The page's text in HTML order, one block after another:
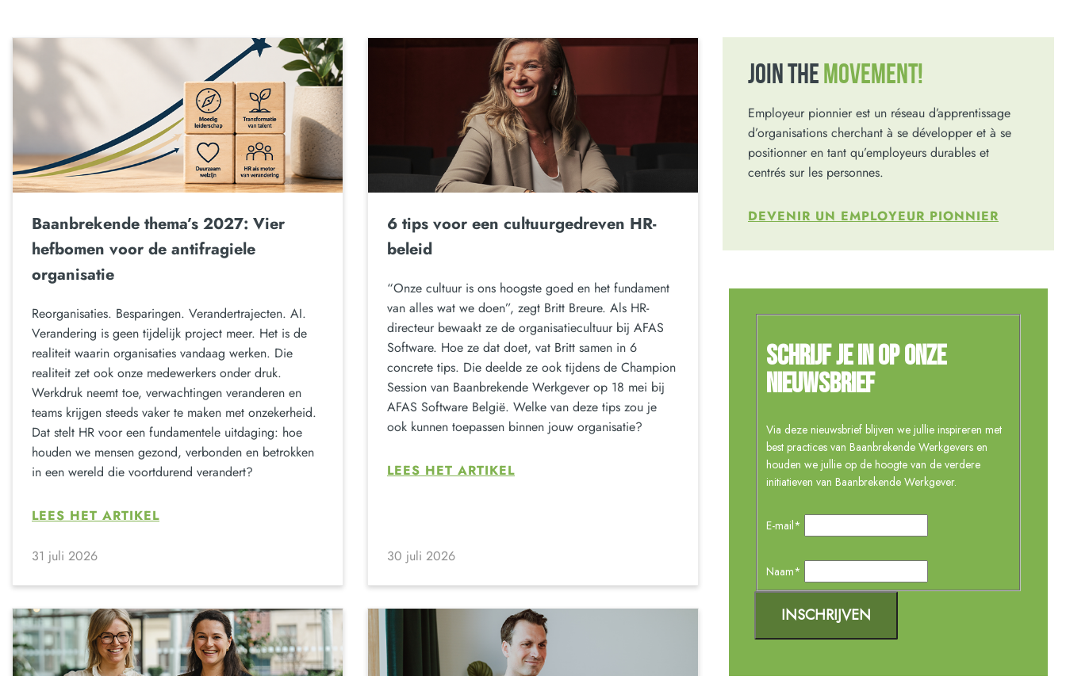
Baanbrekende thema’s 2027: Vier
hefbomen voor de antifragiele
organisatie
Reorganisaties. Besparingen. Verandertrajecten. AI.
Verandering is geen tijdelijk project meer. Het is de
realiteit waarin organisaties vandaag werken. Die
realiteit zet ook onze medewerkers onder druk.
Werkdruk neemt toe, verwachtingen veranderen en
teams krijgen steeds vaker te maken met onzekerheid.
Dat stelt HR voor een fundamentele uitdaging: hoe
houden we mensen gezond, verbonden en betrokken
in een wereld die voortdurend verandert?
LEES HET ARTIKEL
31 juli 2026
6 tips voor een cultuurgedreven HR-
beleid
“Onze cultuur is ons hoogste goed en het fundament
van alles wat we doen”, zegt Britt Breure. Als HR-
directeur bewaakt ze de organisatiecultuur bij AFAS
Software. Hoe ze dat doet, vat Britt samen in 6
concrete tips. Die deelde ze ook tijdens de Champion
Session van Baanbrekende Werkgever op 18 mei bij
AFAS Software België. Welke van deze tips zou je
ook kunnen toepassen binnen jouw organisatie?
LEES HET ARTIKEL
30 juli 2026
JOIN THE MOVEMENT!
Employeur pionnier est un réseau d’apprentissage
d’organisations cherchant à se développer et à se
positionner en tant qu’employeurs durables et
centrés sur les personnes.
DEVENIR UN EMPLOYEUR PIONNIER